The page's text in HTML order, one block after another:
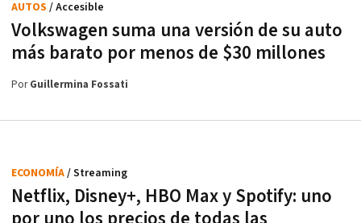
Volkswagen suma una versión de su auto
más barato por menos de $30 millones
AUTOS / Accesible
PorGuillermina Fossati
Netflix, Disney+, HBO Max y Spotify: uno
ECONOMÍA/ Streaming